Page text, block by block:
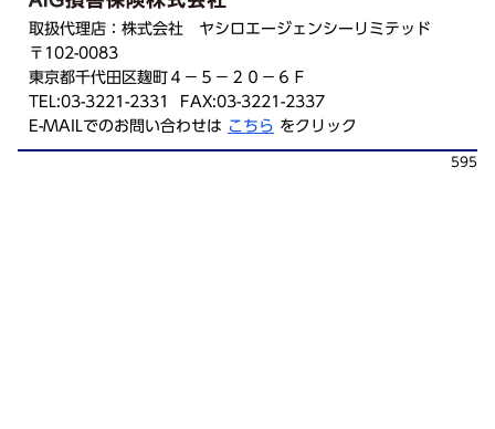
取扱代理店：株式会社 ヤシロエージェンシーリミテッド
〒102-0083
東京都千代田区麹町４－５－２０－６Ｆ
TEL:03-3221-2331 FAX:03-3221-2337
E-MAILでのお問い合わせは こちら をクリック
595